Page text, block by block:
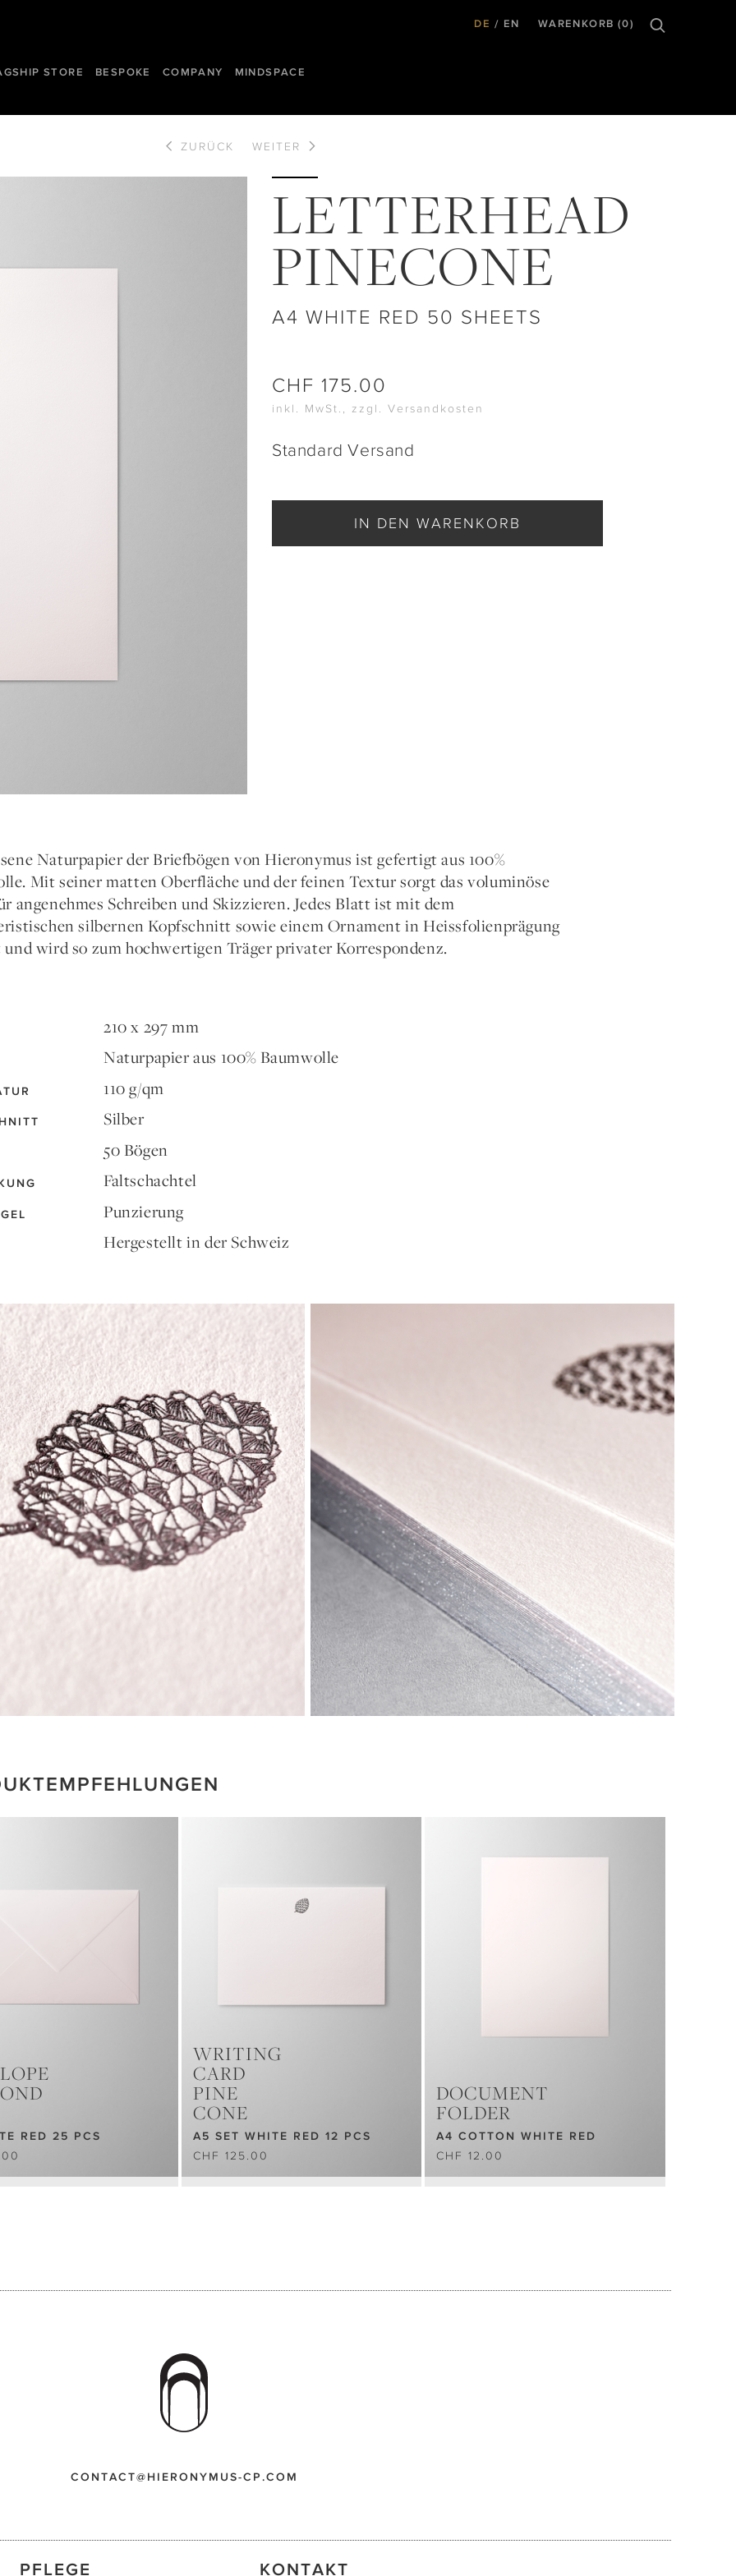
DE EN WARENKORB (0)
STORE BESPOKE COMPANY MINDSPACE
ZURÜCK WEITER
LETTERHEAD
PINECONE
A4 WHITE RED 50 SHEETS
CHF 175.00
inkl. MwSt., zzgl. Versandkosten
Standard Versand
IN DEN WARENKORB
Naturpapier der Briefbögen von Hieronymus ist gefertigt aus 100%
Mit seiner matten Oberfläche und der feinen Textur sorgt das voluminöse
angenehmes Schreiben und Skizzieren. Jedes Blatt ist mit dem
silbernen Kopfschnitt sowie einem Ornament in Heissfolienprägung
wird so zum hochwertigen Träger privater Korrespondenz.
210 x 297 mm
Naturpapier aus 100% Baumwolle
110 g/qm
Silber
50 Bögen
Faltschachtel
Punzierung
Hergestellt in der Schweiz
RED 25 PCS
WRITING
CARD
PINE
CONE
A5 SET WHITE RED 12 PCS
CHF 125.00
DOCUMENT
FOLDER
A4 COTTON WHITE RED
CHF 12.00
CONTACT@HIERONYMUS-CP.COM
PFLEGE KONTAKT